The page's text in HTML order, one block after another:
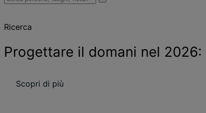
notizie
approfondimenti
Ricerca
Progettare il domani nel 2026:
Scopri di più